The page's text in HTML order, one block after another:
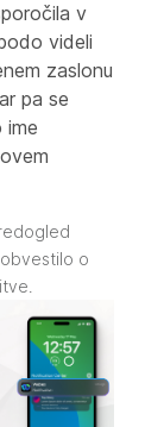
v
videli
zaslonu
pa se
ime
o